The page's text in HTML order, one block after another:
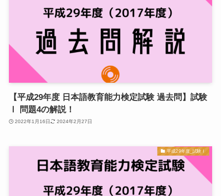
【平成29年度 日本語教育能力検定試験 過去問】試験
Ⅰ 問題4の解説！
2022年1月16日 2024年2月27日
平成29年度_試験Ⅰ